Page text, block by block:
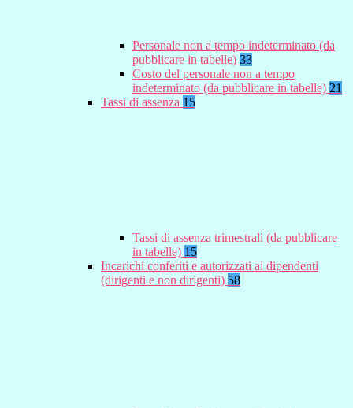
Personale non a tempo indeterminato (da
pubblicare in tabelle) 33
Costo del personale non a tempo
indeterminato (da pubblicare in tabelle) 21
Tassi di assenza 15
Tassi di assenza trimestrali (da pubblicare
in tabelle) 15
Incarichi conferiti e autorizzati ai dipendenti
(dirigenti e non dirigenti) 58